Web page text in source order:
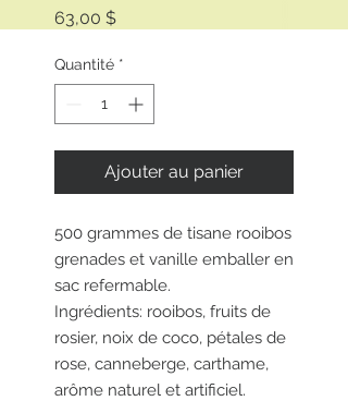
63,00 $Prix
Quantité *
Ajouter au panier
500 grammes de tisane rooibos
grenades et vanille emballer en
sac refermable.
Ingrédients: rooibos, fruits de
rosier, noix de coco, pétales de
rose, canneberge, carthame,
arôme naturel et artificiel.